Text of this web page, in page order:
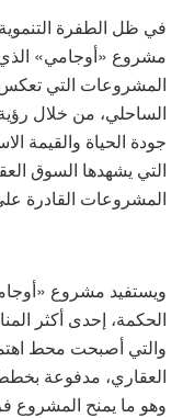
في ظل الطفرة
مشروع «أوجامي»
المشروعات التي تعكس
الساحلي، من خلال
جودة الحياة والقيمة
التي يشهدها السوق
المشروعات القادرة
ويستفيد مشروع
الحكمة، إحدى أكثر
والتي أصبحت محط
العقاري، مدفوعة
وهو ما يمنح المشروع